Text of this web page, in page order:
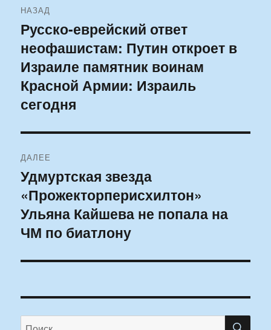
по
записям
НАЗАД
Предыдущая
запись:
Русско-еврейский ответ
неофашистам: Путин откроет в
Израиле памятник воинам
Красной Армии: Израиль
сегодня
ДАЛЕЕ
Следующая
запись:
Удмуртская звезда
«Прожекторперисхилтон»
Ульяна Кайшева не попала на
ЧМ по биатлону
Искать: